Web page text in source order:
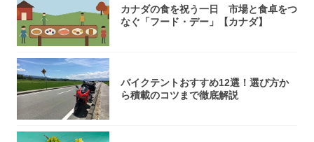
カナダの食を祝う一日 市場と食卓をつ
なぐ「フード・デー」【カナダ】
バイクテントおすすめ12選！選び方か
ら積載のコツまで徹底解説